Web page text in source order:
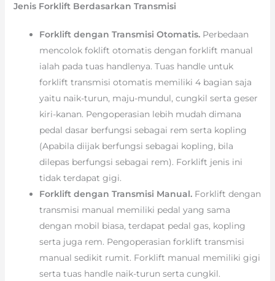
Jenis Forklift Berdasarkan Transmisi
Forklift dengan Transmisi Otomatis. Perbedaan
mencolok foklift otomatis dengan forklift manual
ialah pada tuas handlenya. Tuas handle untuk
forklift transmisi otomatis memiliki 4 bagian saja
yaitu naik-turun, maju-mundul, cungkil serta geser
kiri-kanan. Pengoperasian lebih mudah dimana
pedal dasar berfungsi sebagai rem serta kopling
(Apabila diijak berfungsi sebagai kopling, bila
dilepas berfungsi sebagai rem). Forklift jenis ini
tidak terdapat gigi.
Forklift dengan Transmisi Manual.Forklift dengan
transmisi manual memiliki pedal yang sama
dengan mobil biasa, terdapat pedal gas, kopling
serta juga rem. Pengoperasian forklift transmisi
manual sedikit rumit. Forklift manual memiliki gigi
serta tuas handle naik-turun serta cungkil.